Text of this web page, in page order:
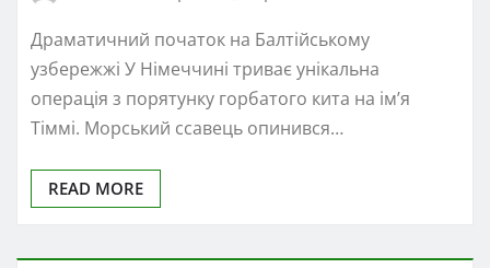
Драматичний початок на Балтійському
узбережжі У Німеччині триває унікальна
операція з порятунку горбатого кита на ім’я
Тіммі. Морський ссавець опинився…
READ MORE